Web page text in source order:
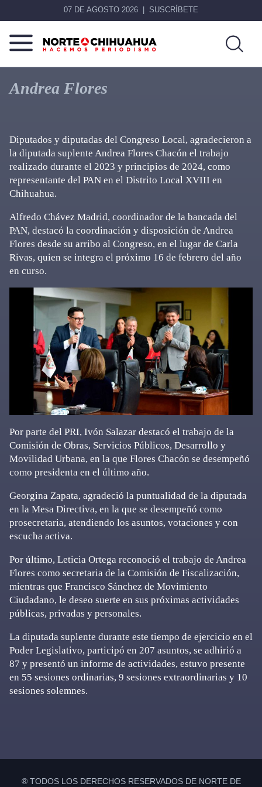
07 DE AGOSTO 2026 SUSCRÍBETE
Norte
Chihuahua
Más
que
noticias,
Andrea Flores
Diputados y diputadas del Congreso Local, agradecieron a
la diputada suplente Andrea Flores Chacón el trabajo
realizado durante el 2023 y principios de 2024, como
representante del PAN en el Distrito Local XVIII en
Chihuahua.
Alfredo Chávez Madrid, coordinador de la bancada del
PAN, destacó la coordinación y disposición de Andrea
Flores desde su arribo al Congreso, en el lugar de Carla
Rivas, quien se integra el próximo 16 de febrero del año
en curso.
Por parte del PRI, Ivón Salazar destacó el trabajo de la
Comisión de Obras, Servicios Públicos, Desarrollo y
Movilidad Urbana, en la que Flores Chacón se desempeñó
como presidenta en el último año.
Georgina Zapata, agradeció la puntualidad de la diputada
en la Mesa Directiva, en la que se desempeñó como
prosecretaria, atendiendo los asuntos, votaciones y con
escucha activa.
Por último, Leticia Ortega reconoció el trabajo de Andrea
Flores como secretaria de la Comisión de Fiscalización,
mientras que Francisco Sánchez de Movimiento
Ciudadano, le deseo suerte en sus próximas actividades
públicas, privadas y personales.
La diputada suplente durante este tiempo de ejercicio en el
Poder Legislativo, participó en 207 asuntos, se adhirió a
87 y presentó un informe de actividades, estuvo presente
en 55 sesiones ordinarias, 9 sesiones extraordinarias y 10
sesiones solemnes.
® TODOS LOS DERECHOS RESERVADOS DE NORTE DE